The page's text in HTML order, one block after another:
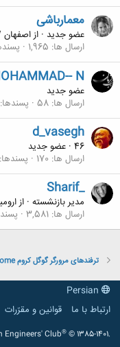
معمارباشی
عضو جدید · ازاصفهان
ارسال ها 1,965
N
عضو جدید
ارسال ها 58 پسندها
d_vasegh
عضو جدید · 46
ارسال ها 170 پسندها
Sharif_
مدیر بازنشسته · از
ارسال ها 3,581
ترفندهای مرورگر گوگل كروم Google Chrome
ارتباط با ما
قوانین و مقرّرات
Engineers' Club® © 1385-1401.